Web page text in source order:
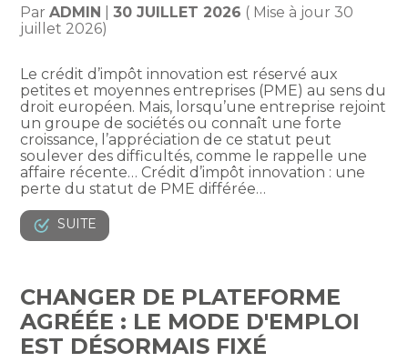
ParADMIN |30 JUILLET 2026 ( Mise à jour 30
juillet 2026)
Le crédit d’impôt innovation est réservé aux
petites et moyennes entreprises (PME) au sens du
droit européen. Mais, lorsqu’une entreprise rejoint
un groupe de sociétés ou connaît une forte
croissance, l’appréciation de ce statut peut
soulever des difficultés, comme le rappelle une
affaire récente… Crédit d’impôt innovation : une
perte du statut de PME différée…
SUITE
CHANGER DE PLATEFORME
AGRÉÉE : LE MODE D'EMPLOI
EST DÉSORMAIS FIXÉ